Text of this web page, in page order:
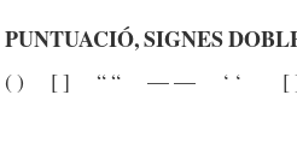
PUNTUACIÓ, SIGNES
( ) [ ] “ “ — — ‘ ‘ [ ]